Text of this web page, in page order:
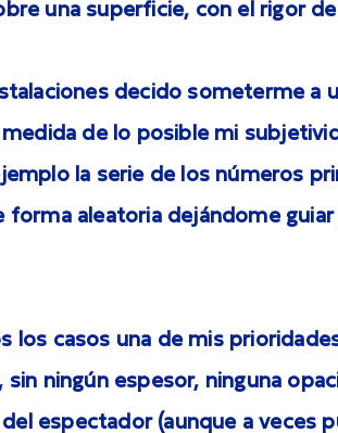
una superficie, con el rigor
decido someterme a
medida de lo posible mi
la serie de los números
forma aleatoria dejándome
los casos una de mis
sin ningún espesor, ninguna
espectador (aunque a veces